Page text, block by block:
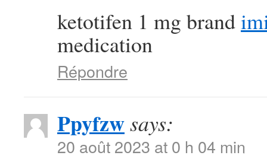
ketotifen 1 mg brand
medication
Répondre
Ppyfzwsays:
20 août 2023 at 0 h 04 min